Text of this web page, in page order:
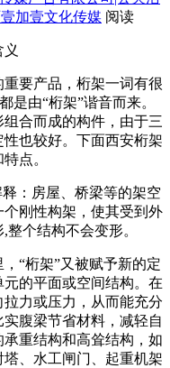
加壹文化传媒 阅读
要产品，桁架一词有很
是由“桁架”谐音而来。
合而成的构件，由于三
也较好。下面西安桁架
点。
：房屋、桥梁等的架空
刚性构架，使其受到外
个结构不会变形。
“桁架”又被赋予新的定
的平面或空间结构。在
力或压力，从而能充分
腹梁节省材料，减轻自
重结构和高耸结构，如
、水工闸门、起重机架